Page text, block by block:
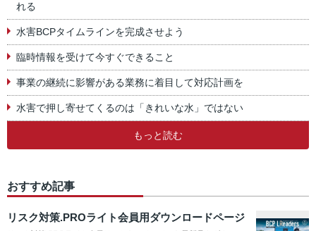
れる
水害BCPタイムラインを完成させよう
臨時情報を受けて今すぐできること
事業の継続に影響がある業務に着目して対応計画を
水害で押し寄せてくるのは「きれいな水」ではない
もっと読む
おすすめ記事
リスク対策.PROライト会員用ダウンロードページ